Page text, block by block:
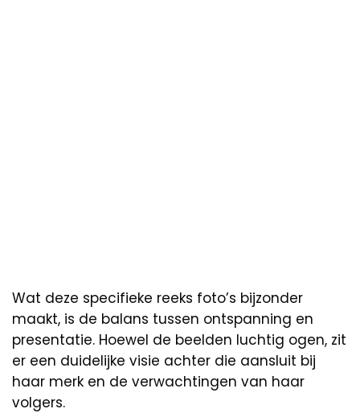
Wat deze specifieke reeks foto’s bijzonder
maakt, is de balans tussen ontspanning en
presentatie. Hoewel de beelden luchtig ogen, zit
er een duidelijke visie achter die aansluit bij
haar merk en de verwachtingen van haar
volgers.